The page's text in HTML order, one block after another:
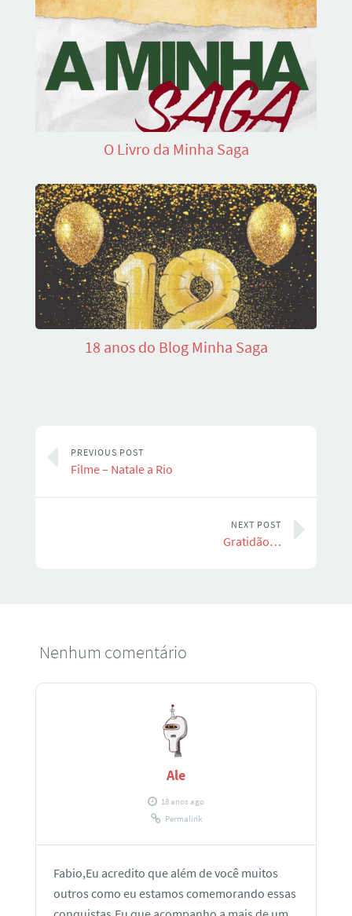
O Livro da Minha Saga
18 anos do Blog Minha Saga
PREVIOUS POST
Filme – Natale a Rio
NEXT POST
Gratidão…
Nenhum comentário
Ale
18 anos ago
Permalink
Fabio,Eu acredito que além de você muitos
outros como eu estamos comemorando essas